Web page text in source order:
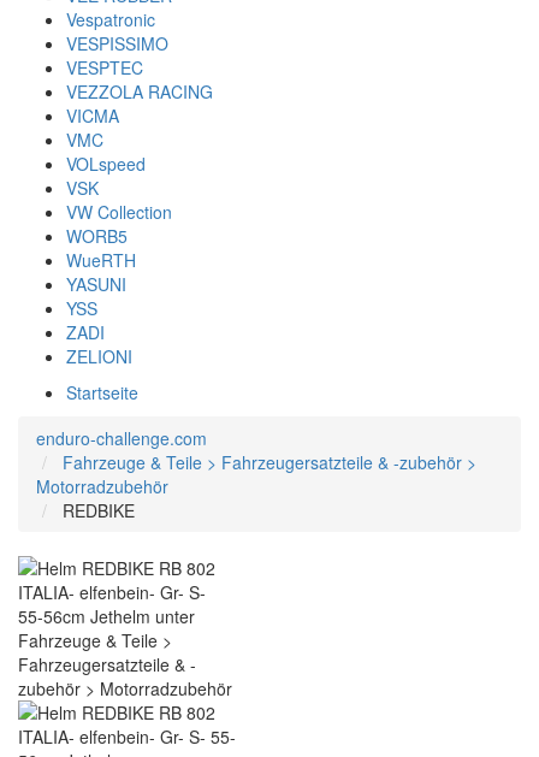
Vespatronic
VESPISSIMO
VESPTEC
VEZZOLA RACING
VICMA
VMC
VOLspeed
VSK
VW Collection
WORB5
WueRTH
YASUNI
YSS
ZADI
ZELIONI
Startseite
enduro-challenge.com
Fahrzeuge & Teile > Fahrzeugersatzteile & -zubehör >
Motorradzubehör
REDBIKE